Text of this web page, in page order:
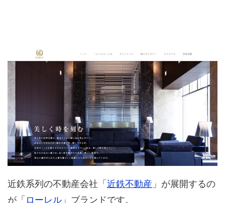
近鉄系列の不動産会社「 近鉄不動産 」が展開するの
が「 ローレル 」ブランドです。